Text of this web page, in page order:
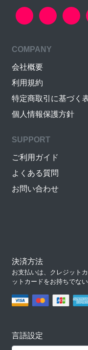
COMPANY
会社概要
利用規約
特定商取引に基づく
個人情報保護方針
SUPPORT
ご利用ガイド
よくある質問
お問い合わせ
決済方法
お支払いは、クレジット
ットカードをお持ちでな
言語設定